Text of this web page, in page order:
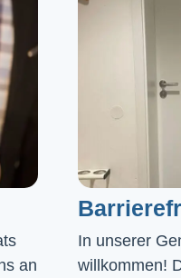
an
In unserer
willkommen!